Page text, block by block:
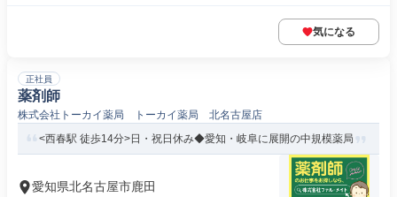
気になる
正社員
薬剤師
株式会社トーカイ薬局 トーカイ薬局 北名古屋店
<西春駅 徒歩14分>日・祝日休み◆愛知・岐阜に展開の中規模薬局
愛知県北名古屋市鹿田